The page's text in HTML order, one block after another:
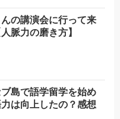
の講演会に行って来
脈力の磨き方】
島で語学留学を始め
は向上したの？感想